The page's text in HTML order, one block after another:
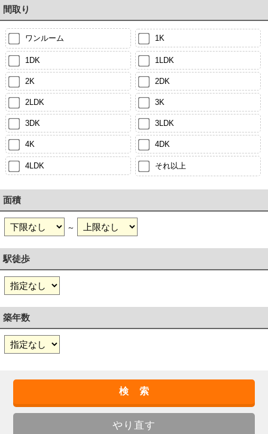
間取り
ワンルーム 1K
1DK 1LDK
2K 2DK
2LDK 3K
3DK 3LDK
4K 4DK
4LDK それ以上
面積
～
駅徒歩
築年数